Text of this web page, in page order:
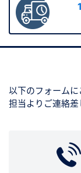
以下のフォームに
担当よりご連絡差